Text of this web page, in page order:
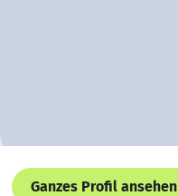
Ganzes Profil ansehen